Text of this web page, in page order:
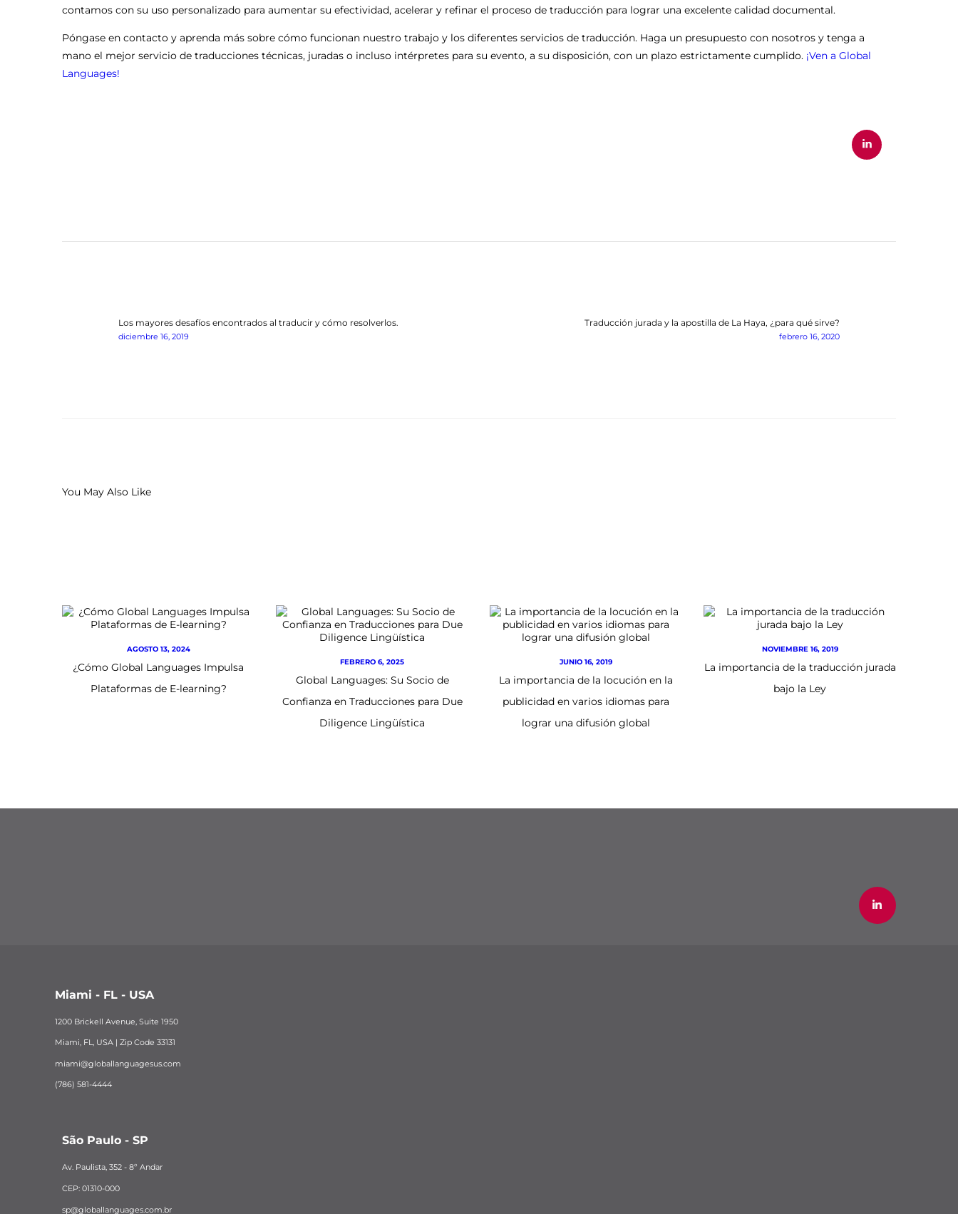
contamos con su uso personalizado para aumentar su efectividad, acelerar y refinar el proceso de traducción para lograr una excelente calidad documental.
Póngase en contacto y aprenda más sobre cómo funcionan nuestro trabajo y los diferentes servicios de traducción. Haga un presupuesto con nosotros y tenga a
mano el mejor servicio de traducciones técnicas, juradas o incluso intérpretes para su evento, a su disposición, con un plazo estrictamente cumplido. ¡Ven a Global
Languages!
Previous
post:
Los mayores desafíos encontrados al traducir y cómo resolverlos.
diciembre 16, 2019
Traducción jurada y la apostilla de La Haya, ¿para qué sirve?
febrero 16, 2020
You May Also Like
AGOSTO 13, 2024
¿Cómo Global Languages Impulsa
Plataformas de E-learning?
FEBRERO 6, 2025
Global Languages: Su Socio de
Confianza en Traducciones para Due
Diligence Lingüística
JUNIO 16, 2019
La importancia de la locución en la
publicidad en varios idiomas para
lograr una difusión global
NOVIEMBRE 16, 2019
La importancia de la traducción jurada
bajo la Ley
Miami - FL - USA
1200 Brickell Avenue, Suite 1950
Miami, FL, USA | Zip Code 33131
miami@globallanguagesus.com
(786) 581-4444
São Paulo - SP
Av. Paulista, 352 - 8º Andar
CEP: 01310-000
sp@globallanguages.com.br